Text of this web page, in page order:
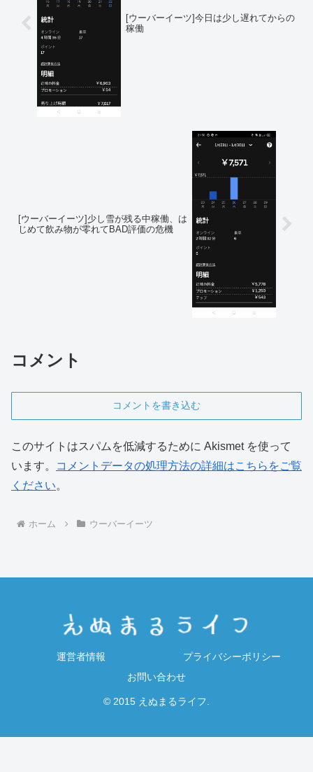
[ウーバーイーツ]今日は少し遅れてからの
稼働
[ウーバーイーツ]少し雪が残る中稼働、は
じめて飲み物が零れてBAD評価の危機
コメント
コメントを書き込む
このサイトはスパムを低減するために Akismet を使って
います。
コメントデータの処理方法の詳細はこちらをご覧
ください。
ホーム ウーバーイーツ
運営者情報
プライバシーポリシー
お問い合わせ
© 2015 えぬまるライフ.